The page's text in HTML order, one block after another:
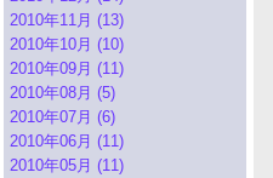
2010年11月 (13)
2010年10月 (10)
2010年09月 (11)
2010年08月 (5)
2010年07月 (6)
2010年06月 (11)
2010年05月 (11)